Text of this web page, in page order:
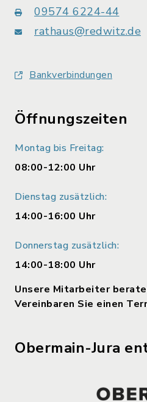
09574 6224-44
rathaus@redwitz.de
Bankverbindungen
Öffnungszeiten
Montag bis Freitag:
08:00-12:00 Uhr
Dienstag zusätzlich:
14:00-16:00 Uhr
Donnerstag zusätzlich:
14:00-18:00 Uhr
Unsere Mitarbeiter
Vereinbaren Sie einen
Obermain-Jura